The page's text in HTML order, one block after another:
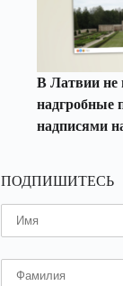
В Латвии не
надгробные
надписями
ПОДПИШИТЕСЬ